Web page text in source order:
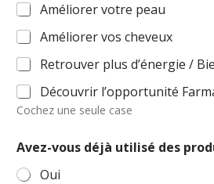
Améliorer votre peau
Améliorer vos cheveux
Retrouver plus d’énergie /
Découvrir l’opportunité
Cochez une seule case
Avez-vous déjà utilisé des
Oui